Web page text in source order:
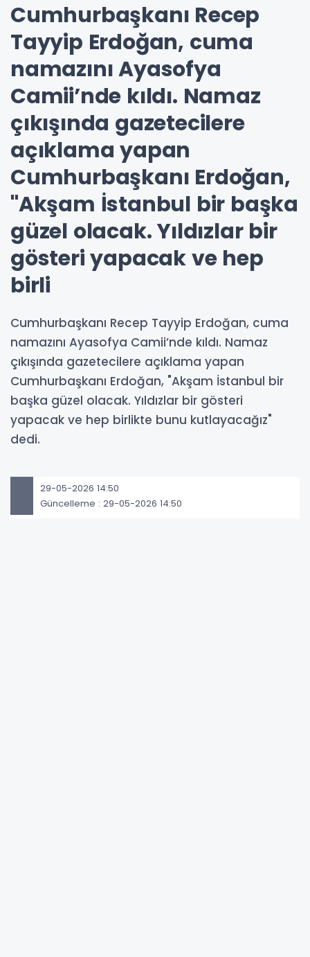
Cumhurbaşkanı Recep
Tayyip Erdoğan, cuma
namazını Ayasofya
Camii’nde kıldı. Namaz
çıkışında gazetecilere
açıklama yapan
Cumhurbaşkanı Erdoğan,
"Akşam İstanbul bir başka
güzel olacak. Yıldızlar bir
gösteri yapacak ve hep
birli
Cumhurbaşkanı Recep Tayyip Erdoğan, cuma
namazını Ayasofya Camii’nde kıldı. Namaz
çıkışında gazetecilere açıklama yapan
Cumhurbaşkanı Erdoğan, "Akşam İstanbul bir
başka güzel olacak. Yıldızlar bir gösteri
yapacak ve hep birlikte bunu kutlayacağız"
dedi.
29-05-2026 14:50
Güncelleme : 29-05-2026 14:50